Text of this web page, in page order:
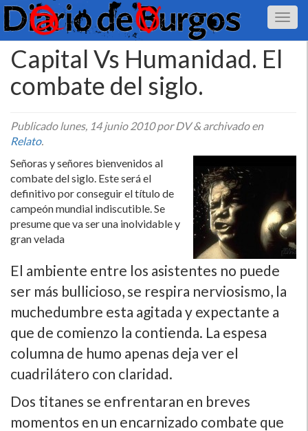
Capital Vs Humanidad. El
combate del siglo.
Publicadolunes, 14 junio 2010por DV&archivado en
Relato.
Señoras y señores bienvenidos al
combate del siglo. Este será el
definitivo por conseguir el tí­tulo de
campeón mundial indiscutible. Se
presume que va ser una inolvidable y
gran velada
El ambiente entre los asistentes no puede
ser más bullicioso, se respira nerviosismo, la
muchedumbre esta agitada y expectante a
que de comienzo la contienda. La espesa
columna de humo apenas deja ver el
cuadrilátero con claridad.
Dos titanes se enfrentaran en breves
momentos en un encarnizado combate que